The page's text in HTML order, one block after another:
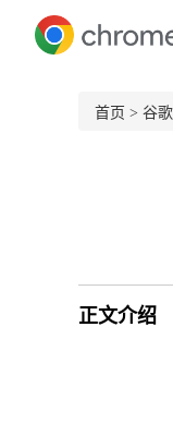
首页 > 谷
正文介绍